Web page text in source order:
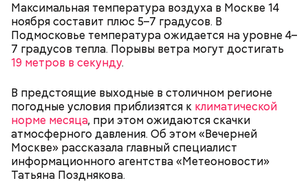
Максимальная температура воздуха в Москве 14
ноября составит плюс 5–7 градусов. В
Подмосковье температура ожидается на уровне 4–
7 градусов тепла. Порывы ветра могут достигать
19 метров в секунду.
В предстоящие выходные в столичном регионе
погодные условия приблизятся к климатической
норме месяца, при этом ожидаются скачки
атмосферного давления. Об этом «Вечерней
Москве» рассказала главный специалист
информационного агентства «Метеоновости»
Татьяна Позднякова.
Когда: 15 ноября.